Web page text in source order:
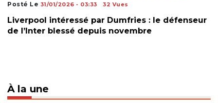
Posté Le 31/01/2026 - 03:33 32 Vues
Liverpool intéressé par Dumfries : le défenseur
de l’Inter blessé depuis novembre
À la une